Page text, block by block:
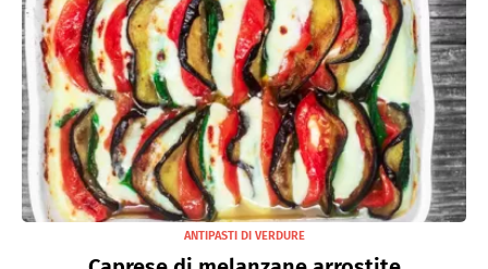
ANTIPASTI DI VERDURE